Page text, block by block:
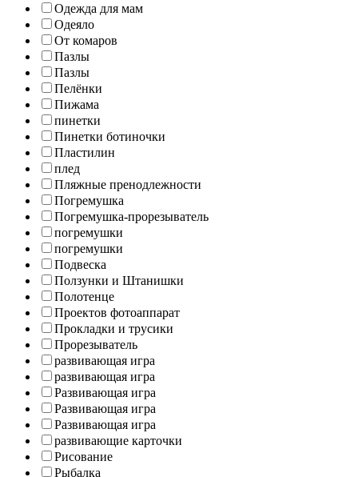
Одежда для мам
Одеяло
От комаров
Пазлы
Пазлы
Пелёнки
Пижама
пинетки
Пинетки ботиночки
Пластилин
плед
Пляжные пренодлежности
Погремушка
Погремушка-прорезыватель
погремушки
погремушки
Подвеска
Ползунки и Штанишки
Полотенце
Проектов фотоаппарат
Прокладки и трусики
Прорезыватель
развивающая игра
развивающая игра
Развивающая игра
Развивающая игра
Развивающая игра
развивающие карточки
Рисование
Рыбалка